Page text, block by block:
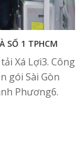
SỐ 1 TPHCM
Xá Lợi3. Công
gói Sài Gòn
Phương6.